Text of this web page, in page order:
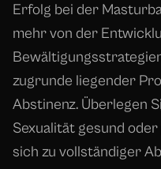
Erfolg bei der
mehr von der
zugrunde liegender
Abstinenz. Überlegen
Sexualität gesund
sich zu vollständiger